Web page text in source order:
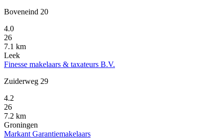
Boveneind 20
4.0
26
7.1 km
Leek
Finesse makelaars & taxateurs B.V.
Zuiderweg 29
4.2
26
7.2 km
Groningen
Markant Garantiemakelaars